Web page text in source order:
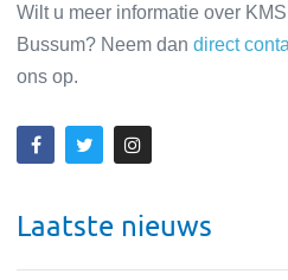
Wilt u meer informatie over KMS
Bussum? Neem dan direct
ons op.
Laatste nieuws